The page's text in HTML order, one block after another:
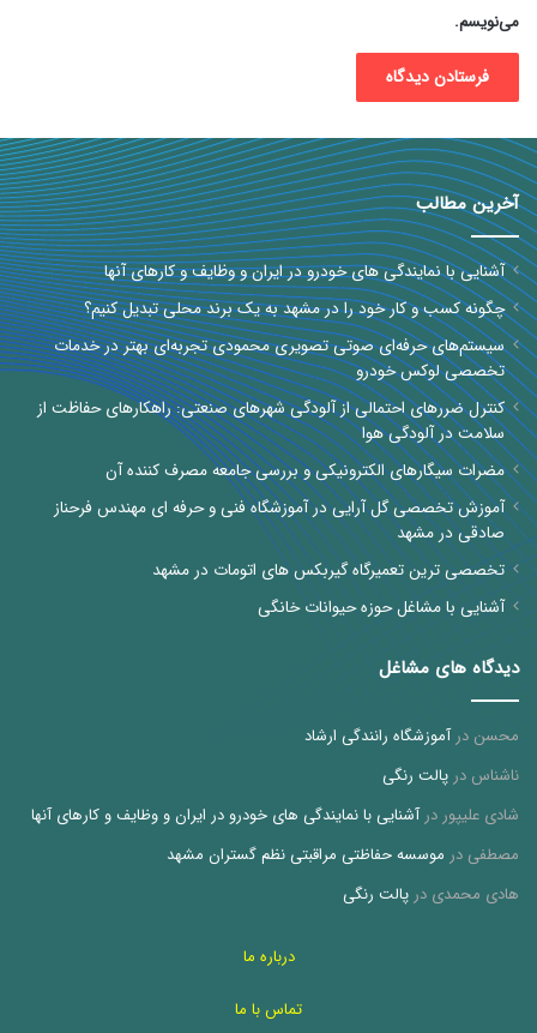
می‌نویسم.
آخرین مطالب
آشنایی با نمایندگی های خودرو در ایران و وظایف و کارهای آنها
چگونه کسب و کار خود را در مشهد به یک برند محلی تبدیل کنیم؟
سیستم‌های حرفه‌ای صوتی تصویری محمودی تجربه‌ای بهتر در خدمات
تخصصی لوکس خودرو
کنترل ضررهای احتمالی از آلودگی شهرهای صنعتی: راهکارهای حفاظت از
سلامت در آلودگی هوا
مضرات سیگارهای الکترونیکی و بررسی جامعه مصرف کننده آن
آموزش تخصصی گل آرایی در آموزشگاه فنی و حرفه ای مهندس فرحناز
صادقی در مشهد
تخصصی ترین تعمیرگاه گیربکس های اتومات در مشهد
آشنایی با مشاغل حوزه حیوانات خانگی
دیدگاه های مشاغل
محسن درآموزشگاه رانندگی ارشاد
ناشناس در پالت رنگی
شادی علیپور درآشنایی با نمایندگی های خودرو در ایران و وظایف و کارهای آنها
مصطفی در موسسه حفاظتی مراقبتی نظم گستران مشهد
هادی محمدی در پالت رنگی
درباره ما
تماس با ما